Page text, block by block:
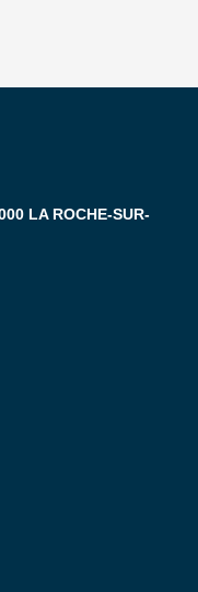
LA ROCHE-SUR-